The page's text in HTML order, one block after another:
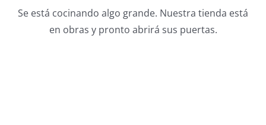
Se está cocinando algo grande. Nuestra tienda está
en obras y pronto abrirá sus puertas.